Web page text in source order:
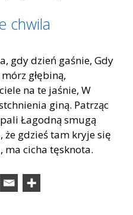
chwila
gdy dzień gaśnie, Gdy
głębiną,
na te jaśnie, W
giną. Patrząc
Łagodną smugą
że gdzieś tam kryje się
cicha tęsknota.